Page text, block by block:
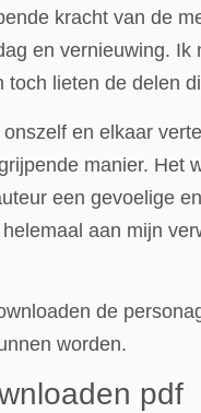
kracht van de
en vernieuwing.
lieten de delen
en elkaar
manier.
een gevoelige
aan mijn
de
worden.
pdf